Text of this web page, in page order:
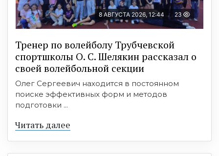
8 АВГУСТА 2026, 12:44 23
Тренер по волейболу Трубчевской
спортшколы О. С. Шелякин рассказал о
своей волейбольной секции
Олег Сергеевич находится в постоянном
поиске эффективных форм и методов
подготовки ...
Читать далее